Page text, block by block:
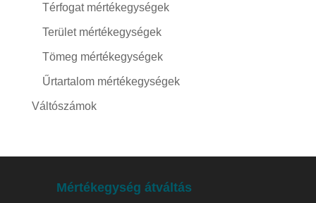
Térfogat mértékegységek
Terület mértékegységek
Tömeg mértékegységek
Űrtartalom mértékegységek
Váltószámok
Mértékegység átváltás